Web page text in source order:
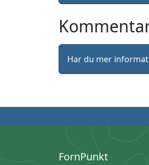
Har du mer
FornPunkt